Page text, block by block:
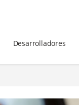
Desarrolladores